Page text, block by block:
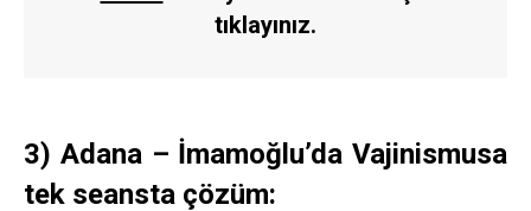
tıklayınız.
3) Adana – İmamoğlu’da Vajinismusa
tek seansta çözüm: